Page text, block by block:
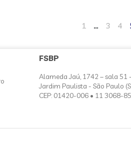
1 … 3 4
FSBP
Alameda Jaú, 1742 – sala 51 -
Jardim Paulista - São Paulo
CEP: 01420-006 • 11 3068-